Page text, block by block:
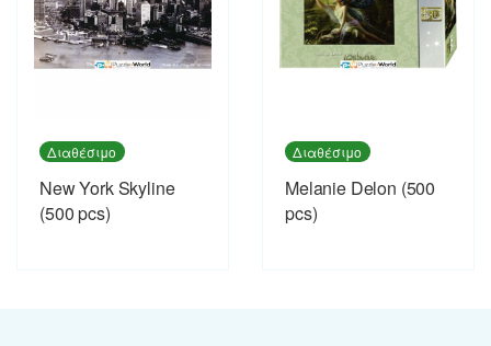
Διαθέσιμο
New York Skyline
(500 pcs)
Διαθέσιμο
Melanie Delon (500
pcs)